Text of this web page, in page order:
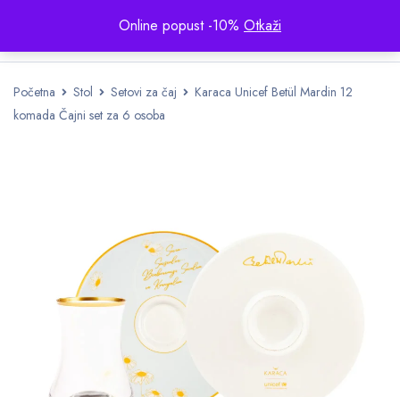
Online popust -10% Otkaži
Početna Stol Setovi za čaj
Karaca Unicef ​​Betül Mardin 12
komada Čajni set za 6 osoba